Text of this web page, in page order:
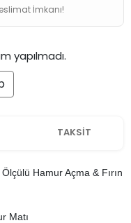
İmkanı!
yapılmadı.
TAKSİT
Hamur Açma & Fırın
Matı